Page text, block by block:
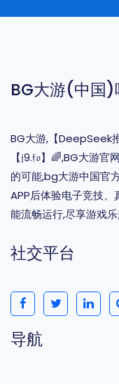
BG大游(中国)
BG大游,【DeepSeek
【𝔧9.𝔣𝔬】🌈,BG大游
的可能,bg大游中国官
APP后体验电子竞技
能流畅运行,尽享游戏乐
社交平台
导航